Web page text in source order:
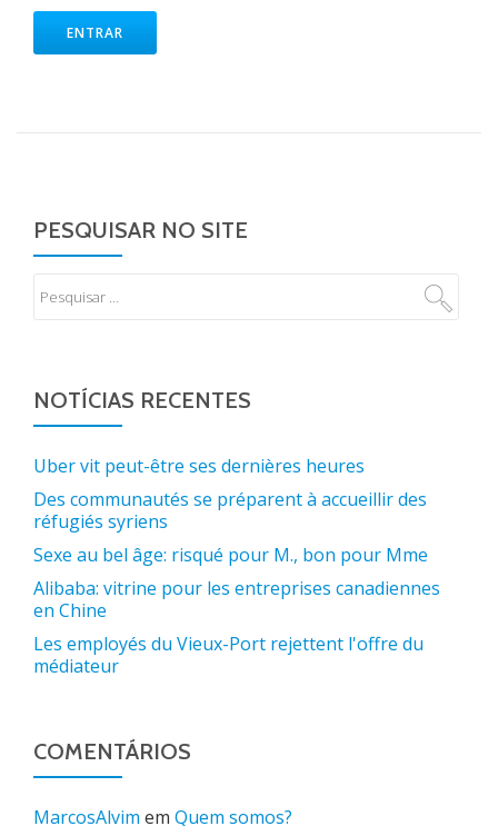
ENTRAR
PESQUISAR NO SITE
NOTÍCIAS RECENTES
Uber vit peut-être ses dernières heures
Des communautés se préparent à accueillir des
réfugiés syriens
Sexe au bel âge: risqué pour M., bon pour Mme
Alibaba: vitrine pour les entreprises canadiennes
en Chine
Les employés du Vieux-Port rejettent l'offre du
médiateur
COMENTÁRIOS
MarcosAlvim em Quem somos?